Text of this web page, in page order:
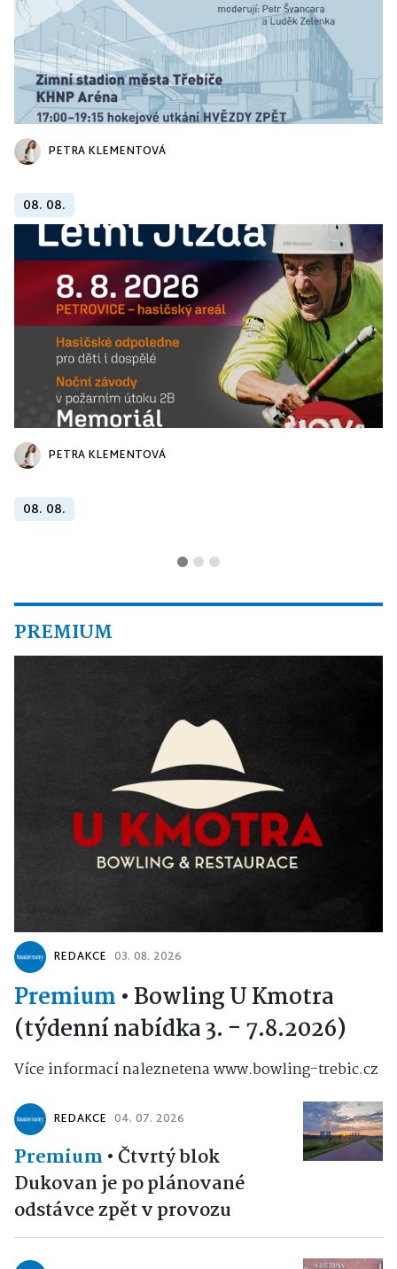
PETRA KLEMENTOVÁ
08. 08.
PETRA KLEMENTOVÁ
08. 08.
PREMIUM
REDAKCE 03. 08. 2026
Premium • Bowling U Kmotra
(týdenní nabídka 3. - 7.8.2026)
Více informací naleznetena www.bowling-trebic.cz
REDAKCE 04. 07. 2026
Premium •Čtvrtý blok
Dukovan je po plánované
odstávce zpět v provozu